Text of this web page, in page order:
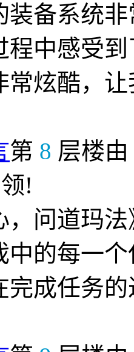
装备系统
程中感受
常炫酷，
第 8 层楼由
!
，问道玛
中的每一
完成任务